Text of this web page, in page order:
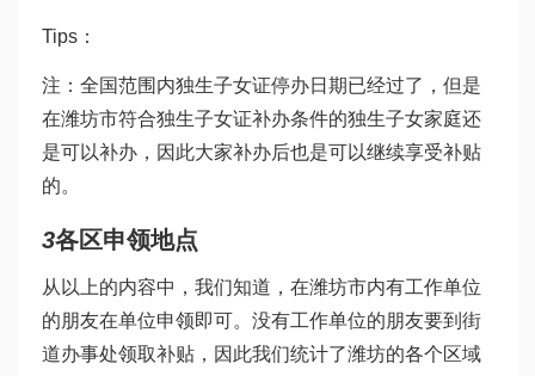
Tips：
注：全国范围内独生子女证停办日期已经过了，但是
在潍坊市符合独生子女证补办条件的独生子女家庭还
是可以补办，因此大家补办后也是可以继续享受补贴
的。
3各区申领地点
从以上的内容中，我们知道，在潍坊市内有工作单位
的朋友在单位申领即可。没有工作单位的朋友要到街
道办事处领取补贴，因此我们统计了潍坊的各个区域